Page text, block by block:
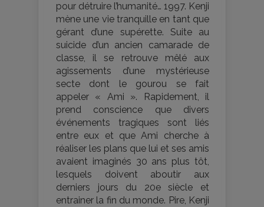
pour détruire l’humanité… 1997. Kenji
mène une vie tranquille en tant que
gérant d’une supérette. Suite au
suicide d’un ancien camarade de
classe, il se retrouve mêlé aux
agissements d’une mystérieuse
secte dont le gourou se fait
appeler « Ami ». Rapidement, il
prend conscience que divers
événements tragiques sont liés
entre eux et que Ami cherche à
réaliser les plans que lui et ses amis
avaient imaginés 30 ans plus tôt,
lesquels doivent aboutir aux
derniers jours du 20e siècle et
entrainer la fin du monde. Pire, Kenji